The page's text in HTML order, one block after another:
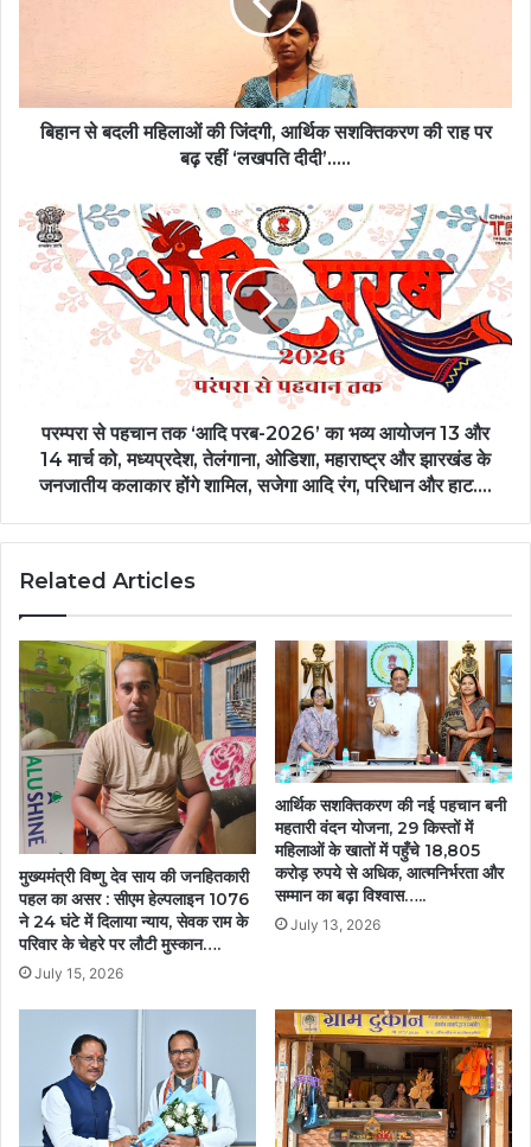
सशक्तिकरण
की
‘लखपति
दीदी’…..
बिहान से बदली महिलाओं की जिंदगी, आर्थिक सशक्तिकरण की राह पर
बढ़ रहीं ‘लखपति दीदी’…..
परम्परा
से
पहचान
को,
तेलंगाना,
और
झारखंड
के
जनजातीय
कलाकार
होंगे
शामिल,
सजेगा
आदि
रंग,
परिधान
और
हाट….
परम्परा से पहचान तक ‘आदि परब-2026’ का भव्य आयोजन 13 और
14 मार्च को, मध्यप्रदेश, तेलंगाना, ओडिशा, महाराष्ट्र और झारखंड के
जनजातीय कलाकार होंगे शामिल, सजेगा आदि रंग, परिधान और हाट….
Related Articles
मुख्यमंत्री विष्णु देव साय की जनहितकारी
पहल का असर : सीएम हेल्पलाइन 1076
ने 24 घंटे में दिलाया न्याय, सेवक राम के
परिवार के चेहरे पर लौटी मुस्कान….
July 15, 2026
आर्थिक सशक्तिकरण की नई पहचान बनी
महतारी वंदन योजना, 29 किस्तों में
महिलाओं के खातों में पहुँचे 18,805
करोड़ रुपये से अधिक, आत्मनिर्भरता और
सम्मान का बढ़ा विश्वास…..
July 13, 2026